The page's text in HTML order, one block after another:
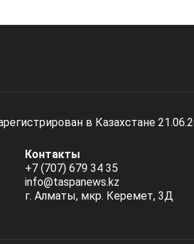
в Казахстане
Контакты
+7 (707) 679 34 35
info@taspanews.kz
г. Алматы, мкр. Керемет, 3Д